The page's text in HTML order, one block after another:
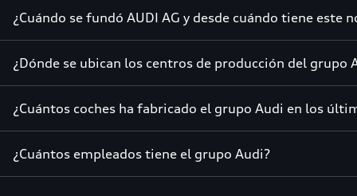
¿Cuándo se fundó AUDI AG y desde cuándo tiene este
¿Dónde se ubican los centros de producción del grupo
¿Cuántos coches ha fabricado el grupo Audi en los
¿Cuántos empleados tiene el grupo Audi?